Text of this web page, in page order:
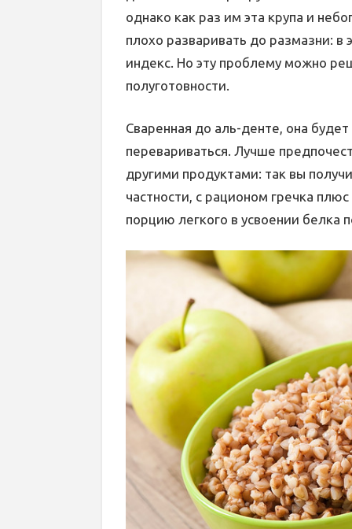
однако как раз им эта крупа и
плохо разваривать до размазни:
индекс. Но эту проблему можно
полуготовности.
Сваренная до аль-денте, она
перевариваться. Лучше
другими продуктами: так вы
частности, с рационом гречка
порцию легкого в усвоении белка